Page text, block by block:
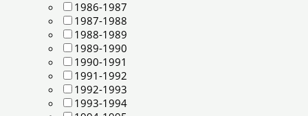
1986-1987
1987-1988
1988-1989
1989-1990
1990-1991
1991-1992
1992-1993
1993-1994